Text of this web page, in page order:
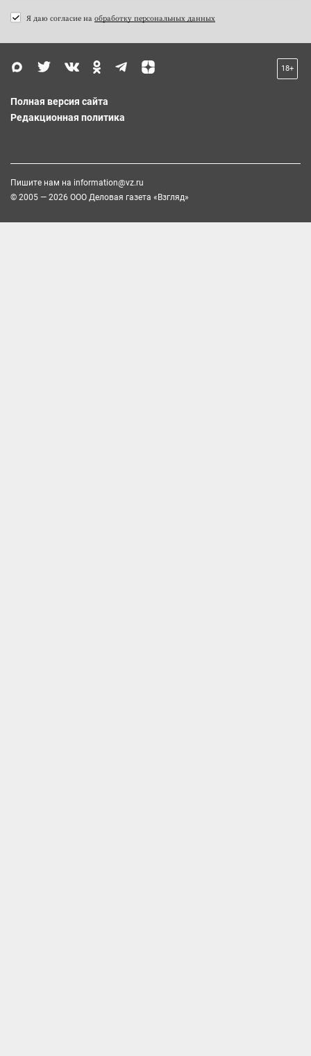
Я даю согласие на обработку персональных данных
18+
Полная версия сайта
Редакционная политика
Пишите нам на information@vz.ru
© 2005 — 2026 ООО Деловая газета «Взгляд»